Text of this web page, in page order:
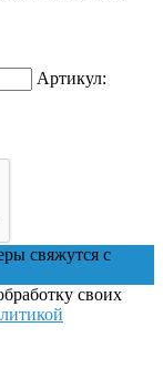
Артикул:
свяжутся с
своих